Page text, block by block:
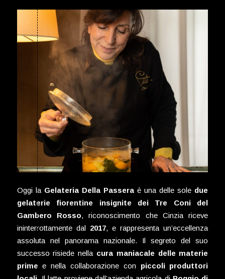
Oggi la Gelateria Della Passeraè una delle sole due
gelaterie fiorentine insignite dei Tre Coni del
Gambero Rosso, riconoscimento che Cinzia riceve
ininterrottamente dal 2017, e rappresenta un’eccellenza
assoluta nel panorama nazionale. Il segreto del suo
successo risiede nella cura maniacale delle materie
prime e nella collaborazione con piccoli produttori